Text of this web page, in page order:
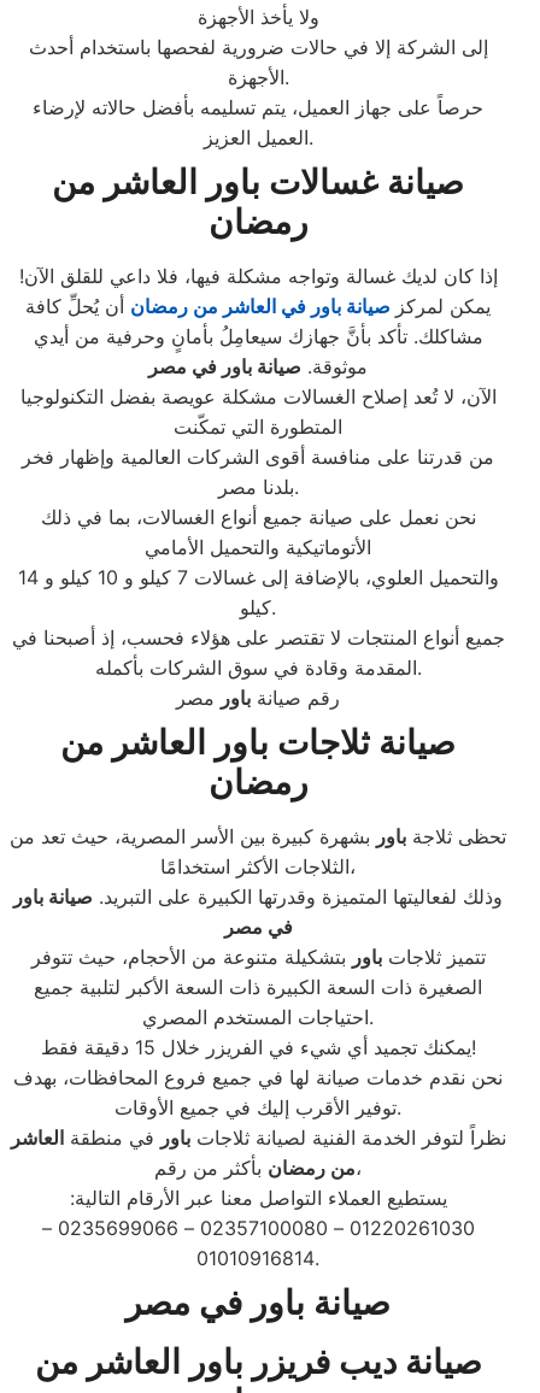
ولا يأخذ الأجهزة
إلى الشركة إلا في حالات ضرورية لفحصها باستخدام أحدث
الأجهزة.
حرصاً على جهاز العميل، يتم تسليمه بأفضل حالاته لإرضاء
العميل العزيز.
صيانة غسالات باور العاشر من
رمضان
إذا كان لديك غسالة وتواجه مشكلة فيها، فلا داعي للقلق الآن!
يمكن لمركز صيانة باور في العاشر من رمضان أن يُحلِّ كافة
مشاكلك. تأكد بأنَّ جهازك سيعامِلُ بأمانٍ وحرفية من أيدي
موثوقة. صيانة باور في مصر
الآن، لا تُعد إصلاح الغسالات مشكلة عويصة بفضل التكنولوجيا
المتطورة التي تمكّنت
من قدرتنا على منافسة أقوى الشركات العالمية وإظهار فخر
بلدنا مصر.
نحن نعمل على صيانة جميع أنواع الغسالات، بما في ذلك
الأتوماتيكية والتحميل الأمامي
والتحميل العلوي، بالإضافة إلى غسالات 7 كيلو و 10 كيلو و 14
كيلو.
جميع أنواع المنتجات لا تقتصر على هؤلاء فحسب، إذ أصبحنا في
المقدمة وقادة في سوق الشركات بأكمله.
رقم صيانة باور مصر
صيانة ثلاجات باور العاشر من
رمضان
تحظى ثلاجة باور بشهرة كبيرة بين الأسر المصرية، حيث تعد من
الثلاجات الأكثر استخدامًا،
وذلك لفعاليتها المتميزة وقدرتها الكبيرة على التبريد. صيانة باور
في مصر
تتميز ثلاجاتباور بتشكيلة متنوعة من الأحجام، حيث تتوفر
الصغيرة ذات السعة الكبيرة ذات السعة الأكبر لتلبية جميع
احتياجات المستخدم المصري.
يمكنك تجميد أي شيء في الفريزر خلال 15 دقيقة فقط!
نحن نقدم خدمات صيانة لها في جميع فروع المحافظات، بهدف
توفير الأقرب إليك في جميع الأوقات.
نظراً لتوفر الخدمة الفنية لصيانة ثلاجاتباور في منطقةالعاشر
من رمضانبأكثر من رقم،
يستطيع العملاء التواصل معنا عبر الأرقام التالية:
01220261030 – 02357100080 – 0235699066 –
01010916814.
صيانة باور في مصر
صيانة ديب فريزر باور العاشر من